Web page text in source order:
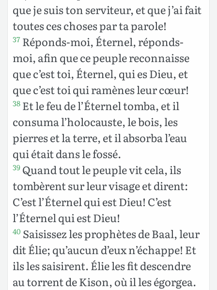
que je suis ton serviteur, et que j’ai fait
toutes ces choses par ta parole!
37 Réponds-moi, Éternel, réponds-
moi, afin que ce peuple reconnaisse
que c’est toi, Éternel, qui es Dieu, et
que c’est toi qui ramènes leur cœur!
38 Et le feu de l’Éternel tomba, et il
consuma l’holocauste, le bois, les
pierres et la terre, et il absorba l’eau
qui était dans le fossé.
39 Quand tout le peuple vit cela, ils
tombèrent sur leur visage et dirent:
C’est l’Éternel qui est Dieu! C’est
l’Éternel qui est Dieu!
40 Saisissez les prophètes de Baal, leur
dit Élie; qu’aucun d’eux n’échappe! Et
ils les saisirent. Élie les fit descendre
au torrent de Kison, où il les égorgea.